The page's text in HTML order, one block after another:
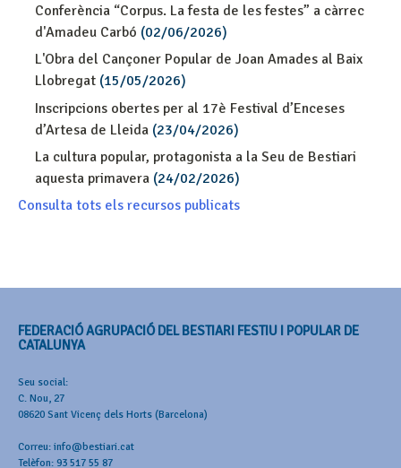
Conferència “Corpus. La festa de les festes” a càrrec
d'Amadeu Carbó (02/06/2026)
L'Obra del Cançoner Popular de Joan Amades al Baix
Llobregat (15/05/2026)
Inscripcions obertes per al 17è Festival d’Enceses
d’Artesa de Lleida (23/04/2026)
La cultura popular, protagonista a la Seu de Bestiari
aquesta primavera (24/02/2026)
Consulta tots els recursos publicats
FEDERACIÓ AGRUPACIÓ DEL BESTIARI FESTIU I POPULAR DE
CATALUNYA
Seu social:
C. Nou, 27
08620 Sant Vicenç dels Horts (Barcelona)
Correu: info@bestiari.cat
Telèfon: 93 517 55 87